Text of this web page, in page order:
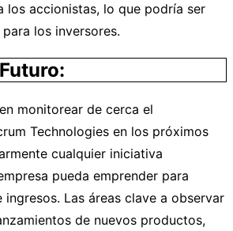
los accionistas, lo que podría ser
los inversores.
monitorear de cerca el
Technologies en los próximos
cualquier iniciativa
pueda emprender para
Las áreas clave a observar
de nuevos productos,